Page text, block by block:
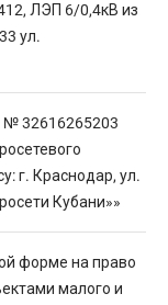
ЛЭП 6/0,4кВ из
ул.
№ 32616265203
г. Краснодар, ул.
Кубани»»
форме на право
малого и